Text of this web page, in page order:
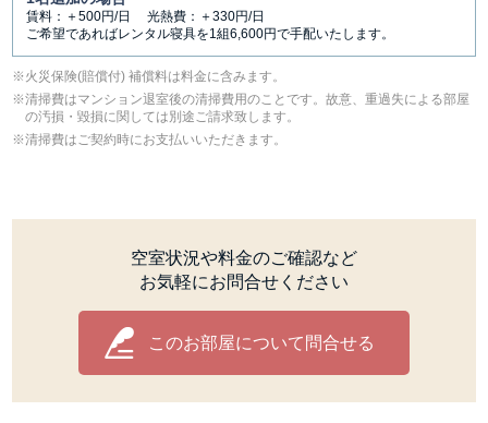
賃料：＋500円/日 光熱費：＋330円/日
ご希望であればレンタル寝具を1組6,600円で手配いたします。
⽕災保険(賠償付) 補償料は料⾦に含みます。
清掃費はマンション退室後の清掃費用のことです。故意、重過失による部屋
の汚損・毀損に関しては別途ご請求致します。
清掃費はご契約時にお支払いいただきます。
空室状況や料金のご確認など
お気軽にお問合せください
このお部屋について問合せる